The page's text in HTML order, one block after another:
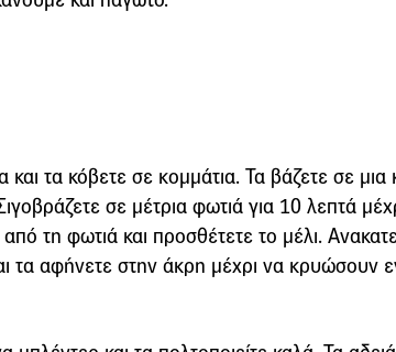
και τα κόβετε σε κομμάτια. Τα βάζετε σε
σε μέτρια φωτιά για 10 λεπτά
τη φωτιά και προσθέτετε το μέλι.
τα αφήνετε στην άκρη μέχρι να κρυώσουν